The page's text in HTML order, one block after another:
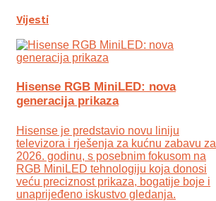
Vijesti
Hisense RGB MiniLED: nova
generacija prikaza
Hisense je predstavio novu liniju
televizora i rješenja za kućnu zabavu za
2026. godinu, s posebnim fokusom na
RGB MiniLED tehnologiju koja donosi
veću preciznost prikaza, bogatije boje i
unaprijeđeno iskustvo gledanja.